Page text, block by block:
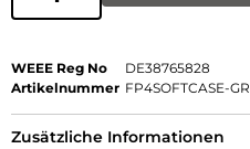
WEEE Reg No
DE38765828
Artikelnummer FP4SOFTCASE-GR
Zusätzliche Informationen